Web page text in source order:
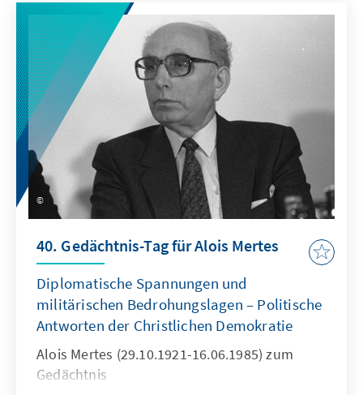
40. Gedächtnis-Tag für Alois Mertes
Diplomatische Spannungen und
militärischen Bedrohungslagen – Politische
Antworten der Christlichen Demokratie
Alois Mertes (29.10.1921-16.06.1985) zum
Gedächtnis